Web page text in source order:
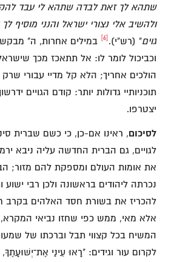
שתהא לך זאת לבדה שתהא לי עבד
ולהשיב אלי נצורי ישראל והנני מוסיף לך
גוים" (רש"י). [6]
במילים אחרות, ה"
וכביכול לומר לו: אל תתאכז מכך
הולכים אחריך; הלא קל מדיי עבורי שרק
תוכניותיי גדולות יותר: קודם הגויים
יצטרפו.
לסיכום, ראינו אם-כן, כי כשם שברית
לגויים, גם הברית החדשה עליה ניבא
את אומות העולם ומספקת להם מזור;
נכרתה ליהודים בראשונה ולכן רבי ישוע
להכריז את בשורת חסד האלהים בקרב
אלא מאי, ממש כפי שחזו נביאי
המשיח בכל קצווי תבל וברכתו של
לקרום עור וגידים: "רָאוּ עֵינַי